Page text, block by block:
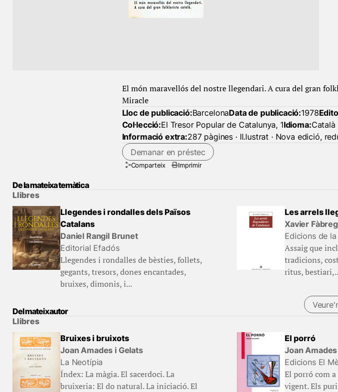
El món maravellós del nostre llegendari. A cura del gran
Miracle
Lloc de publicació:BarcelonaData de publicació:1978
Col·lecció:El Tresor Popular de Catalunya, 1Idioma:Català
Informació extra:287 pàgines · Il.lustrat · Nova edició,
Demanar en préstec
Comparteix Imprimir
De la mateixa temàtica
Llibres
Llegendes i rondalles dels Països
Catalans
Daniel Rangil Brunet
Editorial Efadós
Llegendes i rondalles de bèsties, follets,
gegants, tresors, dones encantades,
bruixes, dimonis, i...
Les arrels
Xavier
Edicions de
Assaig que
tradicions,
ritus,
Del mateix autor
Llibres
Bruixes i bruixots
Joan Amades i Gelats
La Neotípia
Índex: La màgia. El sacerdoci. La
bruixeria: El do natural. La iniciació. El
El porró
Joan
Edicions El
El porró com
vigent. Els